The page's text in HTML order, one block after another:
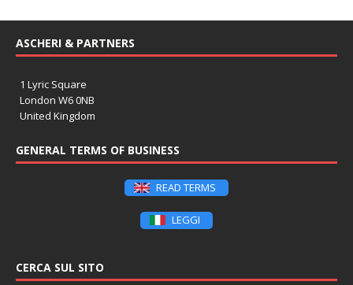
ASCHERI & PARTNERS
1 Lyric Square
London W6 0NB
United Kingdom
GENERAL TERMS OF BUSINESS
READ TERMS
LEGGI
CERCA SUL SITO